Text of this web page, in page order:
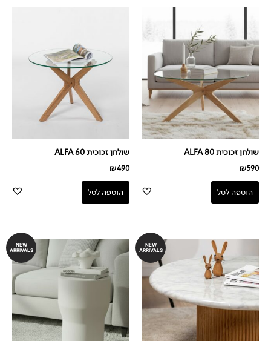
שולחן זכוכית ALFA 80
₪590
הוספה לסל
שולחן זכוכית ALFA 60
₪490
הוספה לסל
NEW
ARRIVALS
NEW
ARRIVALS